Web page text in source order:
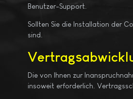
Benutzer-Support.
Sollten Sie die Installation der
sind.
Die von Ihnen zur
insoweit erforderlich.